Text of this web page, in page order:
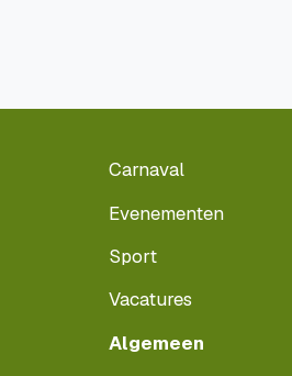
Carnaval
Evenementen
Sport
Vacatures
Algemeen